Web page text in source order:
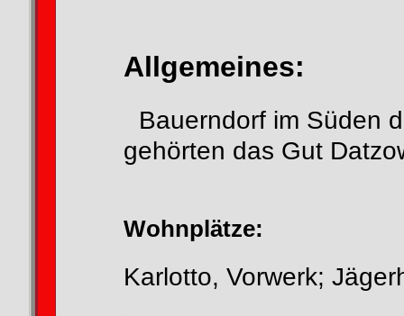
Allgemeines:
Bauerndorf im Süden
gehörten das Gut
Wohnplätze:
Karlotto, Vorwerk;